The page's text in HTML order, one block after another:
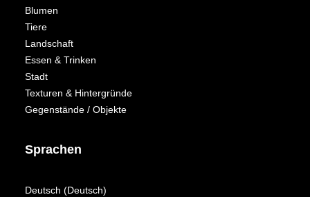
Blumen
Tiere
Landschaft
Essen & Trinken
Stadt
Texturen & Hintergründe
Gegenstände / Objekte
Sprachen
Deutsch (Deutsch)